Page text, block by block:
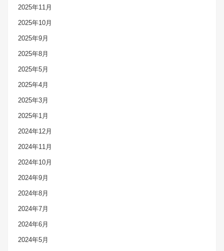
2025年11月
2025年10月
2025年9月
2025年8月
2025年5月
2025年4月
2025年3月
2025年1月
2024年12月
2024年11月
2024年10月
2024年9月
2024年8月
2024年7月
2024年6月
2024年5月